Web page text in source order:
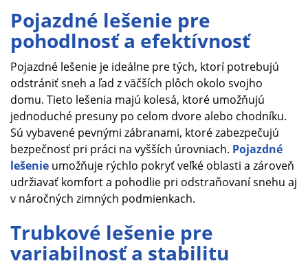
Pojazdné lešenie pre
pohodlnosť a efektívnosť
Pojazdné lešenie je ideálne pre tých, ktorí potrebujú
odstrániť sneh a ľad z väčších plôch okolo svojho
domu. Tieto lešenia majú kolesá, ktoré umožňujú
jednoduché presuny po celom dvore alebo chodníku.
Sú vybavené pevnými zábranami, ktoré zabezpečujú
bezpečnosť pri práci na vyšších úrovniach. Pojazdné
lešenie umožňuje rýchlo pokryť veľké oblasti a zároveň
udržiavať komfort a pohodlie pri odstraňovaní snehu aj
v náročných zimných podmienkach.
Trubkové lešenie pre
variabilnosť a stabilitu